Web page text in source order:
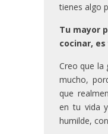
tienes algo
Tu mayor
cocinar,
Creo que la
mucho,
que
en tu vida
humilde,